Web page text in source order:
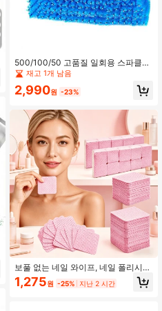
500/100/50 고품질 일회용 스파클링
크리스탈 속눈썹 브러쉬 - 부드럽고
섬세하며 정밀한 속눈썹 연장, 눈썹 및
메이크업 브러쉬, 일반 피부에 적합 -
디자인, 사용하기 쉬움 - 엄마의 눈 화
장 세트, 눈썹 브러쉬, 아이섀도우 브
러쉬, 스풀리, 스풀리 브러쉬, 증정품
재고 1개 남음
2,990원 -23%
보풀 없는 네일 와이프, 네일 폴리시
리무버 패드, 속눈썹 연장 와이프, 부
드러운 부직포 아세톤 네일 폴리시 리
1,275원 -25% 지난 2 시간